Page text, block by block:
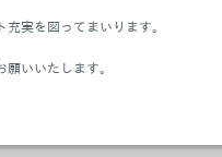
実を図ってまいります。
いいたします。